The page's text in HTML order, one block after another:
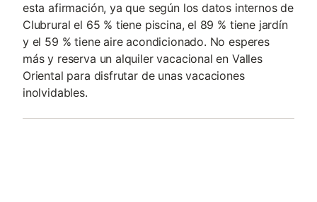
esta afirmación, ya que según los datos internos de
Clubrural el 65 % tiene piscina, el 89 % tiene jardín
y el 59 % tiene aire acondicionado. No esperes
más y reserva un alquiler vacacional en Valles
Oriental para disfrutar de unas vacaciones
inolvidables.